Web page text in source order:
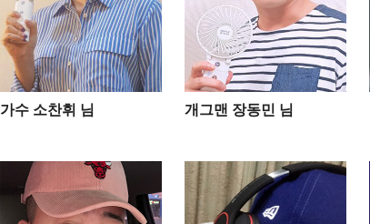
가수 소찬휘 님 개그맨 장동민 님